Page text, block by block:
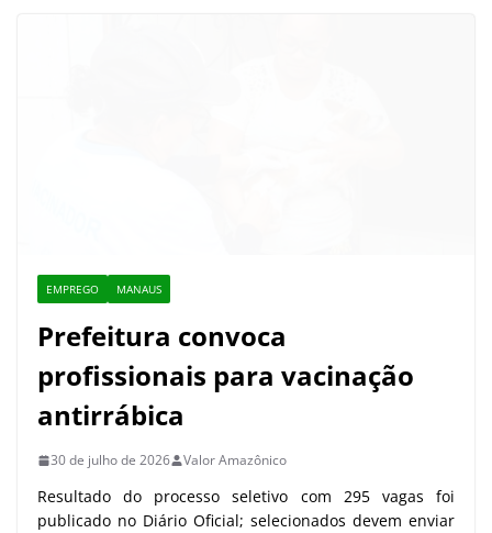
EMPREGO MANAUS
Prefeitura convoca
profissionais para vacinação
antirrábica
30 de julho de 2026 Valor Amazônico
Resultado do processo seletivo com 295 vagas foi
publicado no Diário Oficial; selecionados devem enviar